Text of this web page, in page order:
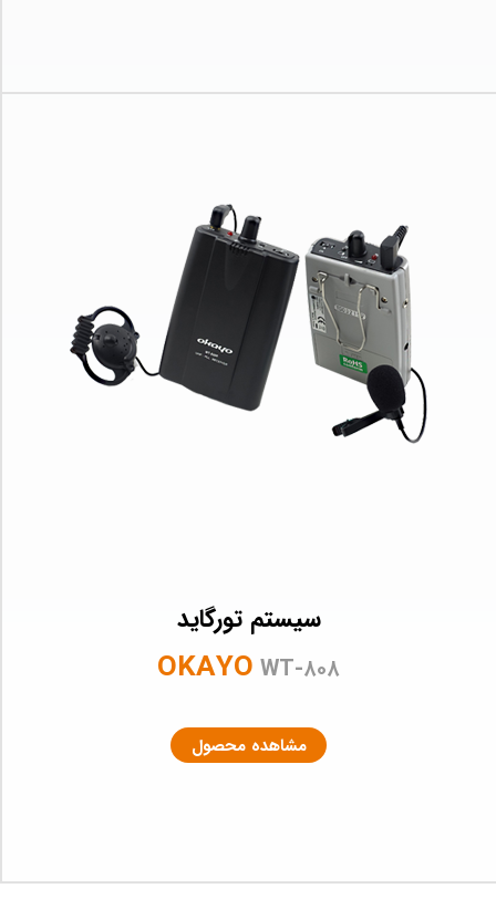
سیستم تورگاید
OKAYO WT-۸۰۸
مشاهده محصول